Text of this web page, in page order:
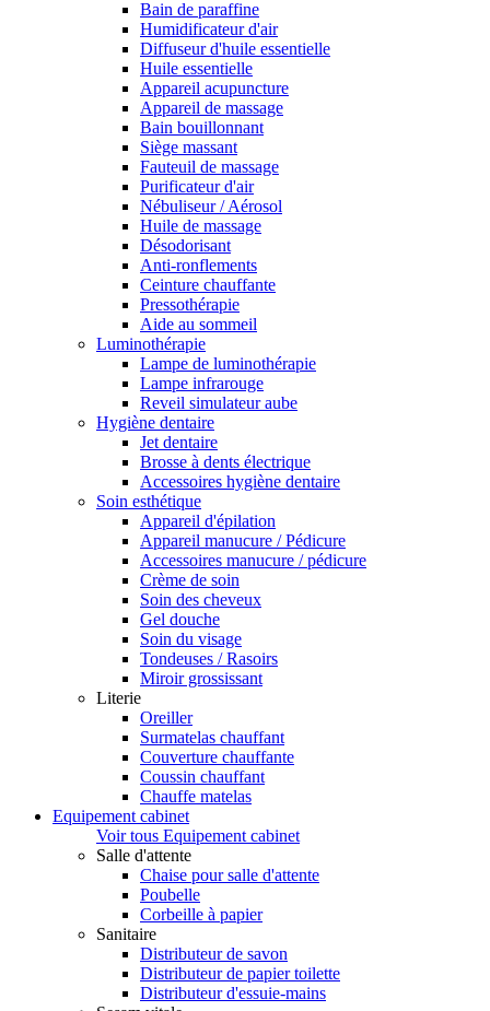
Bain de paraffine
Humidificateur d'air
Diffuseur d'huile essentielle
Huile essentielle
Appareil acupuncture
Appareil de massage
Bain bouillonnant
Siège massant
Fauteuil de massage
Purificateur d'air
Nébuliseur / Aérosol
Huile de massage
Désodorisant
Anti-ronflements
Ceinture chauffante
Pressothérapie
Aide au sommeil
Luminothérapie
Lampe de luminothérapie
Lampe infrarouge
Reveil simulateur aube
Hygiène dentaire
Jet dentaire
Brosse à dents électrique
Accessoires hygiène dentaire
Soin esthétique
Appareil d'épilation
Appareil manucure / Pédicure
Accessoires manucure / pédicure
Crème de soin
Soin des cheveux
Gel douche
Soin du visage
Tondeuses / Rasoirs
Miroir grossissant
Literie
Oreiller
Surmatelas chauffant
Couverture chauffante
Coussin chauffant
Chauffe matelas
Equipement cabinet
Voir tous Equipement cabinet
Salle d'attente
Chaise pour salle d'attente
Poubelle
Corbeille à papier
Sanitaire
Distributeur de savon
Distributeur de papier toilette
Distributeur d'essuie-mains